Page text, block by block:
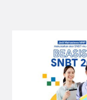
SNBT/UTBK